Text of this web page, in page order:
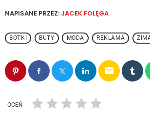
NAPISANE PRZEZ: JACEK FOLĘGA
BOTKI BUTY MODA REKLAMA
email
OCEŃ